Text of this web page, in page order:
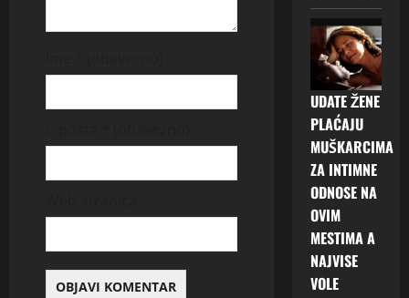
UDATE ŽENE
PLAĆAJU
MUŠKARCIMA
ZA INTIMNE
ODNOSE NA
OVIM
MESTIMA A
NAJVISE
VOLE